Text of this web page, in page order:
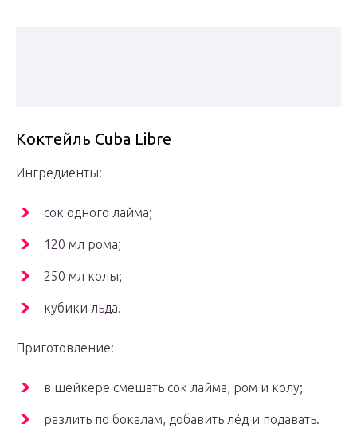
Коктейль Cuba Libre
Ингредиенты:
сок одного лайма;
120 мл рома;
250 мл колы;
кубики льда.
Приготовление:
в шейкере смешать сок лайма, ром и колу;
разлить по бокалам, добавить лёд и подавать.